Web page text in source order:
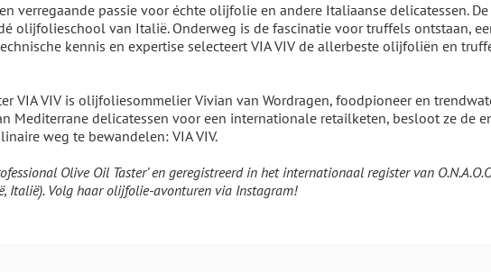
verregaande passie voor échte olijfolie en andere Italiaanse delicatessen.
olijfolieschool van Italië. Onderweg is de fascinatie voor truffels ontstaan,
kennis en expertise selecteert VIA VIV de allerbeste olijfoliën en
VIA VIV is olijfoliesommelier Vivian van Wordragen, foodpioneer en
Mediterrane delicatessen voor een internationale retailketen, besloot ze de
weg te bewandelen: VIA VIV.
Olive Oil Taster’ en geregistreerd in het internationaal register van
Italië). Volg haar olijfolie-avonturen via Instagram!